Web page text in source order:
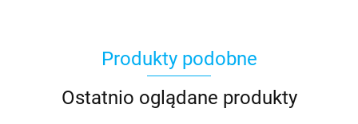
Produkty podobne
Ostatnio oglądane produkty